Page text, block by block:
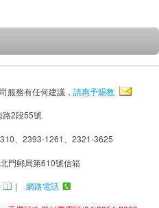
服務有任何建議， 請惠予賜教
路2段55號
、2393-1261、2321-3625
門郵局第610號信箱
|
網路電話